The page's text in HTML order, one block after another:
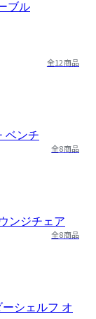
ブル
全12商品
全8商品
全8商品